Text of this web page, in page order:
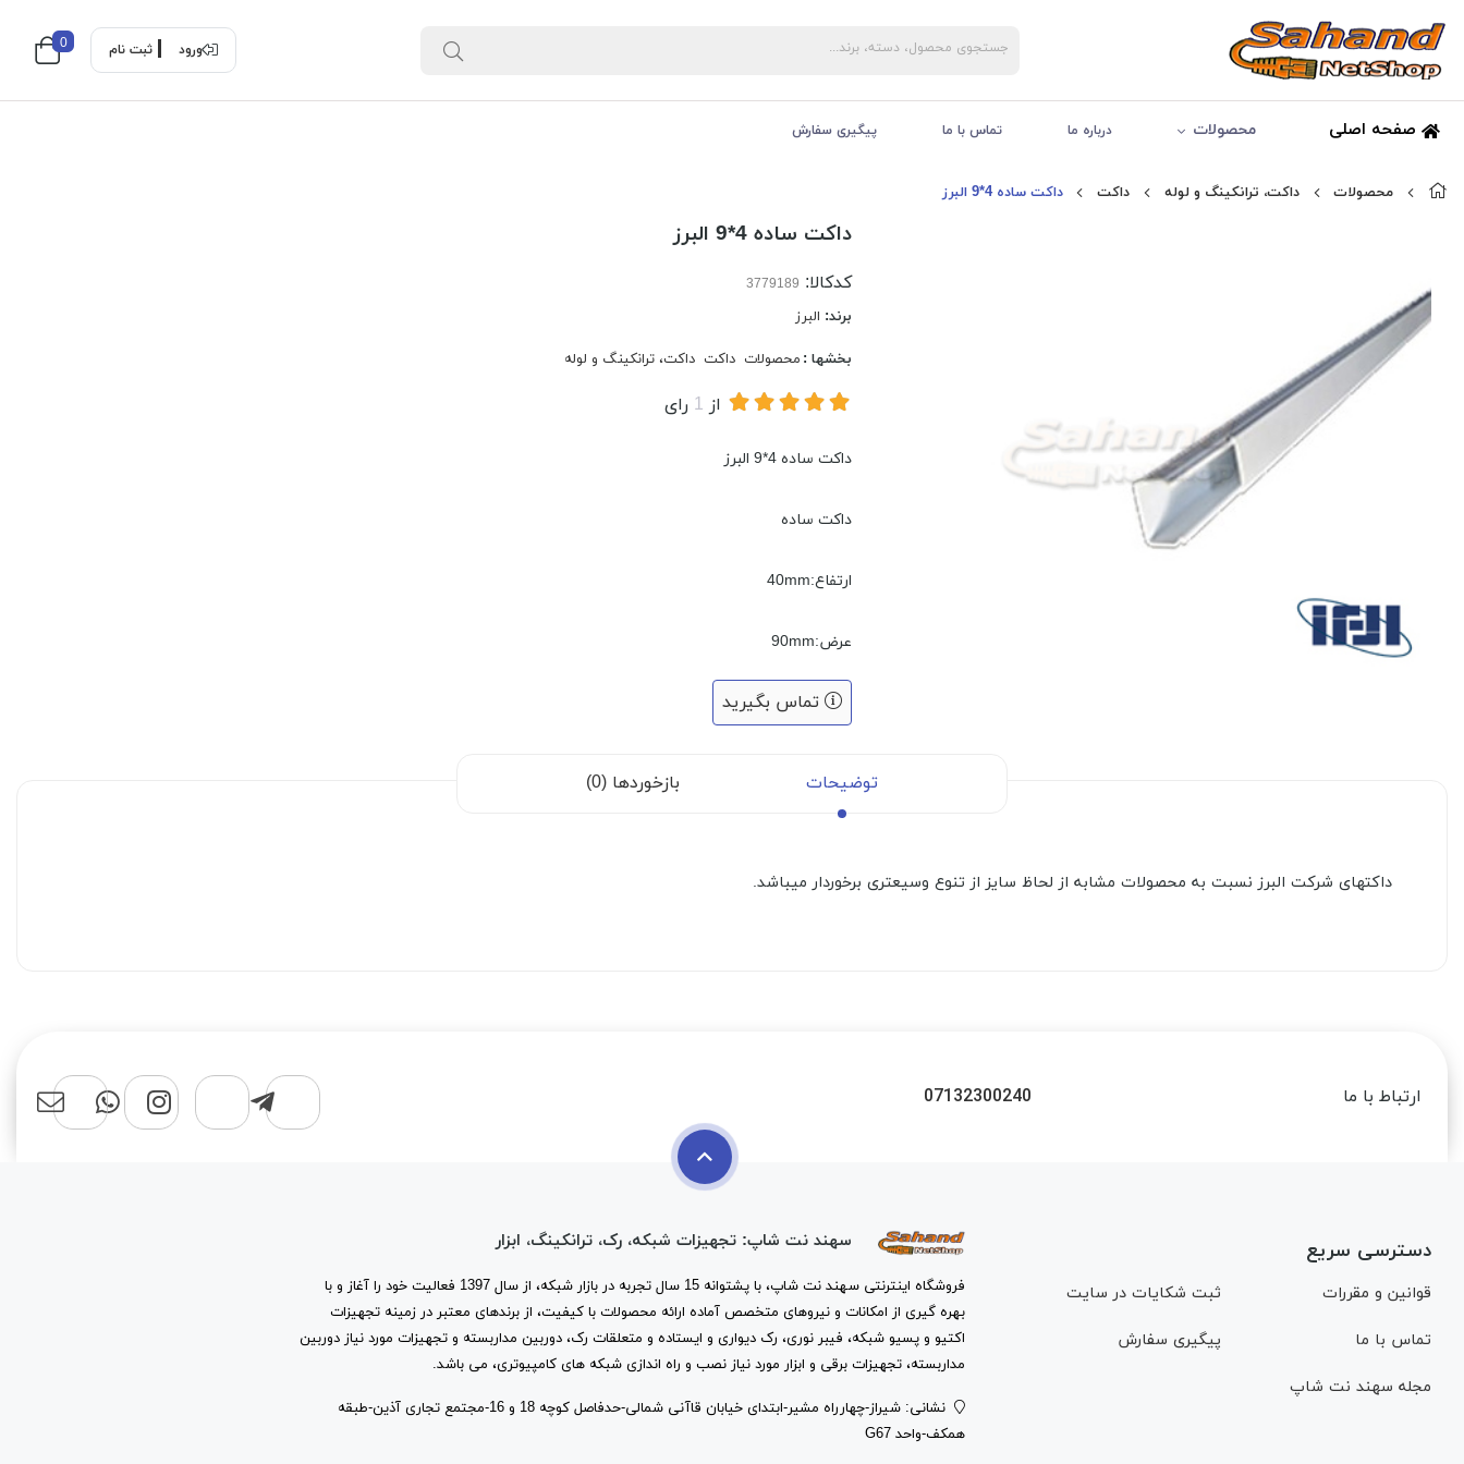
ورود ثبت نام 0
صفحه اصلی محصولات درباره ما تماس با ما پیگیری سفارش
محصولات داکت، ترانکینگ و لوله داکت داکت ساده 4*9 البرز
داکت ساده 4*9 البرز
کدکالا:
برند: البرز
بخشها : محصولات داکت داکت، ترانکینگ و لوله
از 1 رای
داکت ساده 4*9 البرز
داکت ساده
ارتفاع:40mm
عرض:90mm
تماس بگیرید
توضیحات بازخوردها (0)
داکتهای شرکت البرز نسبت به محصولات مشابه از لحاظ سایز از تنوع وسیعتری برخوردار میباشد.
ارتباط با ما 07132300240
دسترسی سریع
قوانین و مقررات ثبت شکایات در سایت
تماس با ما پیگیری سفارش
مجله سهند نت شاپ
سهند نت شاپ: تجهیزات شبکه، رک، ترانکینگ، ابزار
فروشگاه اینترنتی سهند نت شاپ، با پشتوانه 15 سال تجربه در بازار شبکه، از سال 1397 فعالیت خود را آغاز و با
بهره گیری از امکانات و نیروهای متخصص آماده ارائه محصولات با کیفیت، از برندهای معتبر در زمینه تجهیزات
اکتیو و پسیو شبکه، فیبر نوری، رک دیواری و ایستاده و متعلقات رک، دوربین مداربسته و تجهیزات مورد نیاز دوربین
مداربسته، تجهیزات برقی و ابزار مورد نیاز نصب و راه اندازی شبکه های کامپیوتری، می باشد.
نشانی: شیراز-چهارراه مشیر-ابتدای خیابان قاآنی شمالی-حدفاصل کوچه 18 و 16-مجتمع تجاری آذین-طبقه
همکف-واحد G67